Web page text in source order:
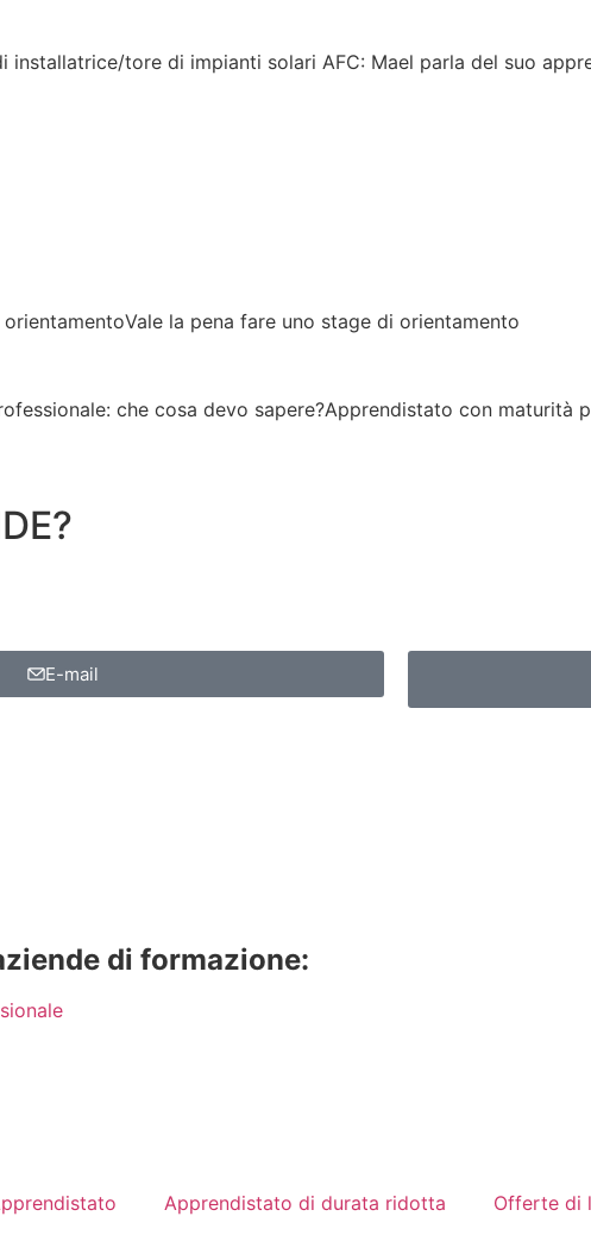
installa­trice/tore di impianti solari AFC: Mael parla del suo
Vale la pena fare uno stage di orientamento
che cosa devo sapere?Apprendistato con maturità
E-mail
di formazione:
Apprendistato di durata ridotta Offerte di